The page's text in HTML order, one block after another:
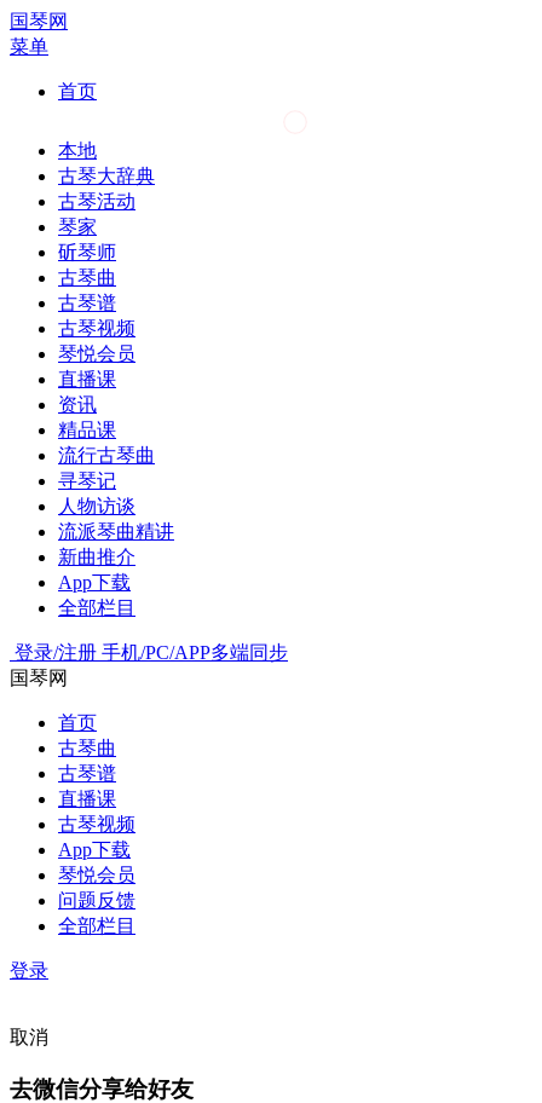
国琴网
菜单
首页
本地
古琴大辞典
古琴活动
琴家
斫琴师
古琴曲
古琴谱
古琴视频
琴悦会员
直播课
资讯
精品课
流行古琴曲
寻琴记
人物访谈
流派琴曲精讲
新曲推介
App下载
全部栏目
登录/注册 手机/PC/APP多端同步
国琴网
首页
古琴曲
古琴谱
直播课
古琴视频
App下载
琴悦会员
问题反馈
全部栏目
登录
取消
去微信分享给好友